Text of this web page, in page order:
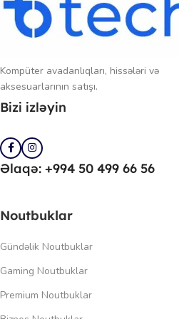
Kompüter avadanlıqları, hissələri və
aksesuarlarının satışı.
Bizi izləyin
Əlaqə: +994 50 499 66 56
Noutbuklar
Gündəlik Noutbuklar
Gaming Noutbuklar
Premium Noutbuklar